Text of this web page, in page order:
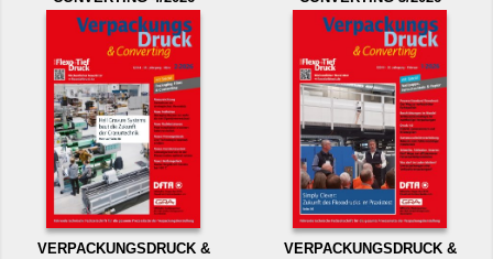
VERPACKUNGSDRUCK &
VERPACKUNGSDRUCK &